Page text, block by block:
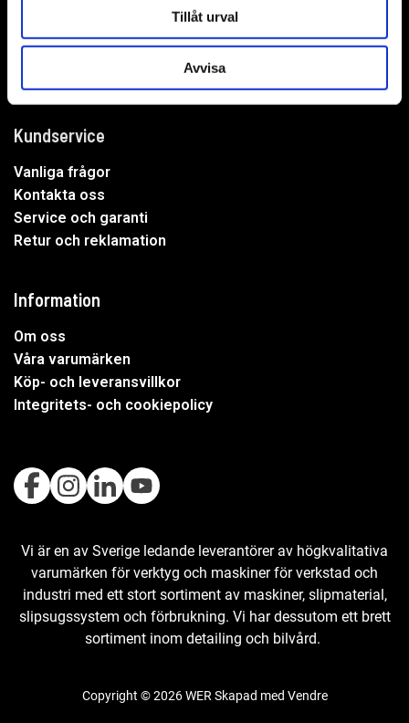
Tillåt urval
Avvisa
Mejla oss:info@wer.se
Eller ring oss:
Kundservice
Vanliga frågor
Kontakta oss
Service och garanti
Retur och reklamation
Information
Om oss
Våra varumärken
Köp- och leveransvillkor
Integritets- och cookiepolicy
Vi är en av Sverige ledande leverantörer av högkvalitativa
varumärken för verktyg och maskiner för verkstad och
industri med ett stort sortiment av maskiner, slipmaterial,
slipsugssystem och förbrukning. Vi har dessutom ett brett
sortiment inom detailing och bilvård.
Copyright © 2026 WER Skapad med Vendre